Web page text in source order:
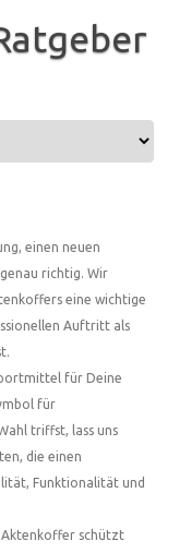
einen neuen
richtig. Wir
eine wichtige
Auftritt als
für Deine
für
triffst, lass uns
die einen
Funktionalität und
Aktenkoffer schützt